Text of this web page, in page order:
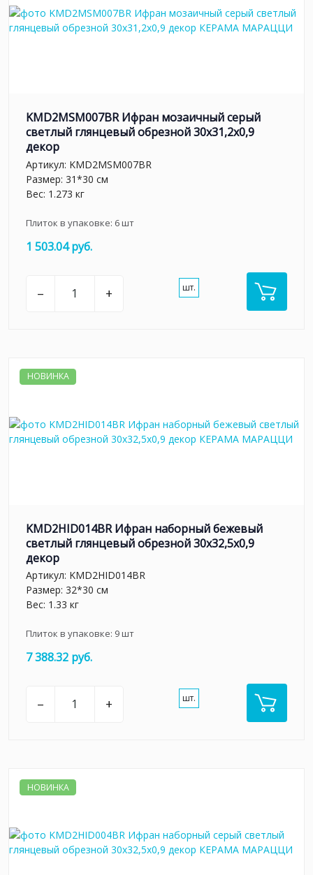
KMD2MSM007BR Ифран мозаичный серый
светлый глянцевый обрезной 30x31,2x0,9
декор
Артикул: KMD2MSM007BR
Размер: 31*30 см
Вес: 1.273 кг
Плиток в упаковке: 6шт
1 503.04 руб.
– + шт.
НОВИНКА
KMD2HID014BR Ифран наборный бежевый
светлый глянцевый обрезной 30x32,5x0,9
декор
Артикул: KMD2HID014BR
Размер: 32*30 см
Вес: 1.33 кг
Плиток в упаковке: 9шт
7 388.32 руб.
– + шт.
НОВИНКА